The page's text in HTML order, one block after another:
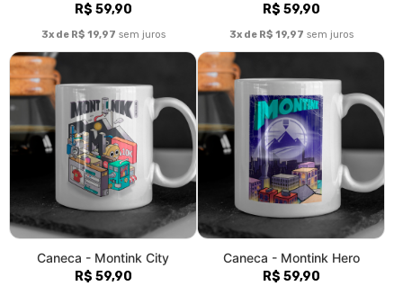
R$ 59,90
3x de R$ 19,97 sem juros
R$ 59,90
3x de R$ 19,97 sem juros
Caneca - Montink City
R$ 59,90
Caneca - Montink Hero
R$ 59,90